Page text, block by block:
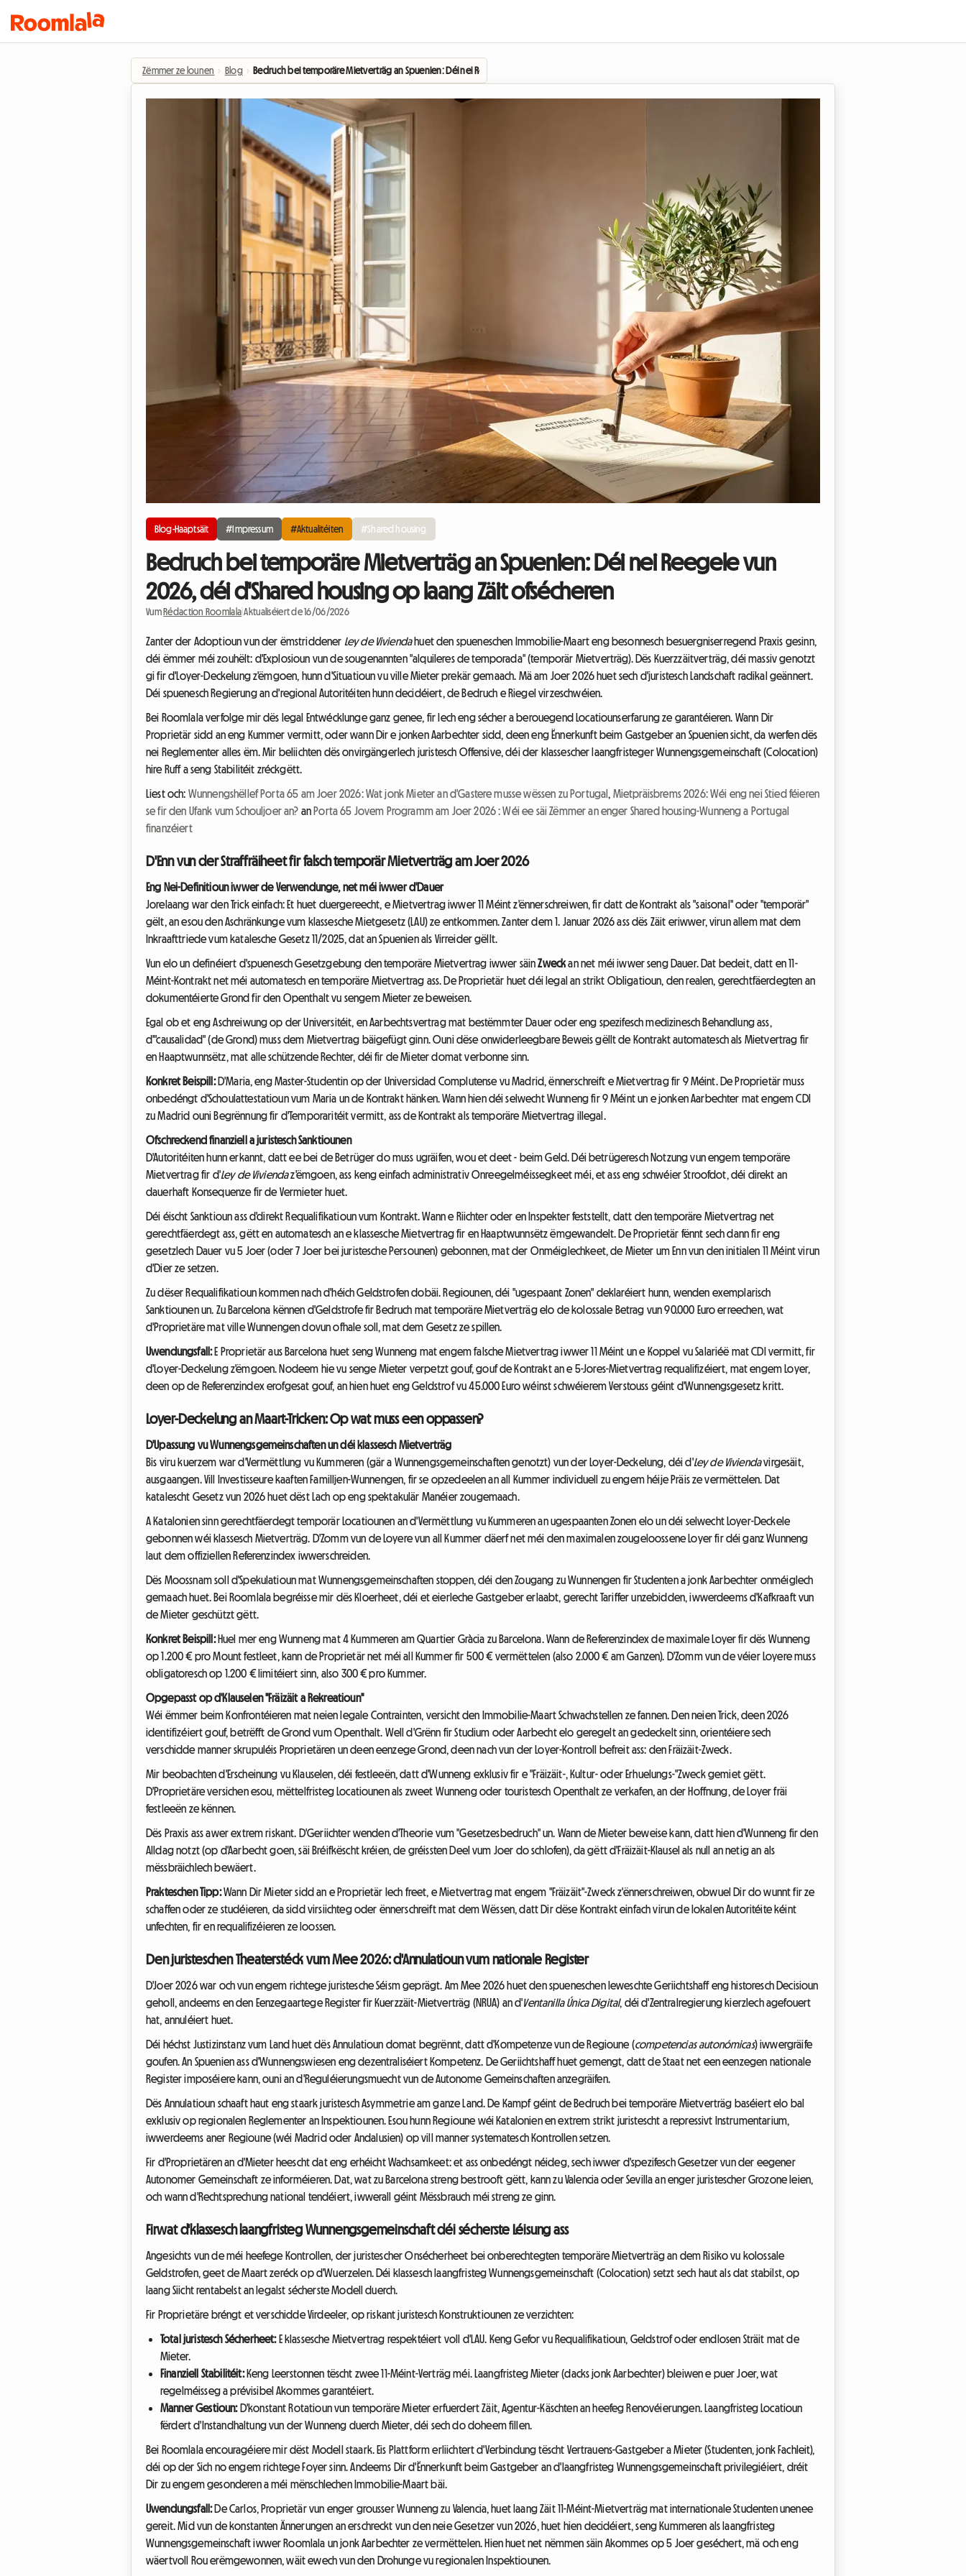
Zëmmer ze lounen › Blog › Bedruch bei temporäre Mietverträg an Spuenien: Déi nei Reegele vun 2026, déi d'Shared housing op laang Zäit ofsécheren
Blog-Haaptsäit #Impressum #Aktualitéiten #Shared housing
Bedruch bei temporäre Mietverträg an Spuenien: Déi nei Reegele vun
2026, déi d'Shared housing op laang Zäit ofsécheren
Vum Rédaction Roomlala |Aktualiséiert de 16/06/2026
Zanter der Adoptioun vun der ëmstriddener Ley de Viviendahuet den spueneschen Immobilie-Maart eng besonnesch besuergniserregend Praxis gesinn,
déi ëmmer méi zouhëlt: d'Explosioun vun de sougenannten "alquileres de temporada" (temporär Mietverträg). Dës Kuerzzäitverträg, déi massiv genotzt
gi fir d'Loyer-Deckelung z'ëmgoen, hunn d'Situatioun vu ville Mieter prekär gemaach. Mä am Joer 2026 huet sech d'juristesch Landschaft radikal geännert.
Déi spuenesch Regierung an d'regional Autoritéiten hunn decidéiert, de Bedruch e Riegel virzeschwéien.
Bei Roomlala verfolge mir dës legal Entwécklunge ganz genee, fir Iech eng sécher a berouegend Locatiounserfarung ze garantéieren. Wann Dir
Proprietär sidd an eng Kummer vermitt, oder wann Dir e jonken Aarbechter sidd, deen eng Ënnerkunft beim Gastgeber an Spuenien sicht, da werfen dës
nei Reglementer alles ëm. Mir beliichten dës onvirgängerlech juristesch Offensive, déi der klassescher laangfristeger Wunnengsgemeinschaft (Colocation)
hire Ruff a seng Stabilitéit zréckgëtt.
Liest och: Wunnengshëllef Porta 65 am Joer 2026: Wat jonk Mieter an d'Gastere musse wëssen zu Portugal
Mietpräisbrems 2026: Wéi eng nei Stied féieren
se fir den Ufank vum Schouljoer an? an Porta 65 Jovem Programm am Joer 2026 : Wéi ee säi Zëmmer an enger Shared housing-Wunneng a Portugal
finanzéiert
D'Enn vun der Straffräiheet fir falsch temporär Mietverträg am Joer 2026
Eng Nei-Definitioun iwwer de Verwendunge, net méi iwwer d'Dauer
Jorelaang war den Trick einfach: Et huet duergereecht, e Mietvertrag iwwer 11 Méint z'ënnerschreiwen, fir datt de Kontrakt als "saisonal" oder "temporär"
gëlt, an esou den Aschränkunge vum klassesche Mietgesetz (LAU) ze entkommen. Zanter dem 1. Januar 2026 ass dës Zäit eriwwer, virun allem mat dem
Inkraafttriede vum katalesche Gesetz 11/2025, dat an Spuenien als Virreider gëllt.
Vun elo un definéiert d'spuenesch Gesetzgebung den temporäre Mietvertrag iwwer säinZweckan net méi iwwer seng Dauer. Dat bedeit, datt en 11-
Méint-Kontrakt net méi automatesch en temporäre Mietvertrag ass. De Proprietär huet déi legal an strikt Obligatioun, den realen, gerechtfäerdegten an
dokumentéierte Grond fir den Openthalt vu sengem Mieter ze beweisen.
Egal ob et eng Aschreiwung op der Universitéit, en Aarbechtsvertrag mat bestëmmter Dauer oder eng spezifesch medizinesch Behandlung ass,
d'"causalidad" (de Grond) muss dem Mietvertrag bäigefügt ginn. Ouni dëse onwiderleegbare Beweis gëllt de Kontrakt automatesch als Mietvertrag fir
en Haaptwunnsëtz, mat alle schützende Rechter, déi fir de Mieter domat verbonne sinn.
Konkret Beispill:D'Maria, eng Master-Studentin op der Universidad Complutense vu Madrid, ënnerschreift e Mietvertrag fir 9 Méint. De Proprietär muss
onbedéngt d'Schoulattestatioun vum Maria un de Kontrakt hänken. Wann hien déi selwecht Wunneng fir 9 Méint un e jonken Aarbechter mat engem CDI
zu Madrid ouni Begrënnung fir d'Temporaritéit vermitt, ass de Kontrakt als temporäre Mietvertrag illegal.
Ofschreckend finanziell a juristesch Sanktiounen
D'Autoritéiten hunn erkannt, datt ee bei de Betrüger do muss ugräifen, wou et deet - beim Geld. Déi betrügeresch Notzung vun engem temporäre
Mietvertrag fir d'Ley de Viviendaz'ëmgoen, ass keng einfach administrativ Onreegelméissegkeet méi, et ass eng schwéier Stroofdot, déi direkt an
dauerhaft Konsequenze fir de Vermieter huet.
Déi éischt Sanktioun ass d'direkt Requalifikatioun vum Kontrakt. Wann e Riichter oder en Inspekter feststellt, datt den temporäre Mietvertrag net
gerechtfäerdegt ass, gëtt en automatesch an e klassesche Mietvertrag fir en Haaptwunnsëtz ëmgewandelt. De Proprietär fënnt sech dann fir eng
gesetzlech Dauer vu 5 Joer (oder 7 Joer bei juristesche Persounen) gebonnen, mat der Onméiglechkeet, de Mieter um Enn vun den initialen 11 Méint virun
d'Dier ze setzen.
Zu dëser Requalifikatioun kommen nach d'héich Geldstrofen dobäi. Regiounen, déi "ugespaant Zonen" deklaréiert hunn, wenden exemplarisch
Sanktiounen un. Zu Barcelona kënnen d'Geldstrofe fir Bedruch mat temporäre Mietverträg elo de kolossale Betrag vun 90.000 Euro erreechen, wat
d'Proprietäre mat ville Wunnengen dovun ofhale soll, mat dem Gesetz ze spillen.
Uwendungsfall:E Proprietär aus Barcelona huet seng Wunneng mat engem falsche Mietvertrag iwwer 11 Méint un e Koppel vu Salariéë mat CDI vermitt, fir
d'Loyer-Deckelung z'ëmgoen. Nodeem hie vu senge Mieter verpetzt gouf, gouf de Kontrakt an e 5-Jores-Mietvertrag requalifizéiert, mat engem Loyer,
deen op de Referenzindex erofgesat gouf, an hien huet eng Geldstrof vu 45.000 Euro wéinst schwéierem Verstouss géint d'Wunnengsgesetz kritt.
Loyer-Deckelung an Maart-Tricken: Op wat muss een oppassen?
D'Upassung vu Wunnengsgemeinschaften un déi klassesch Mietverträg
Bis viru kuerzem war d'Vermëttlung vu Kummeren (gär a Wunnengsgemeinschaften genotzt) vun der Loyer-Deckelung, déi d'Ley de Viviendavirgesäit,
ausgaangen. Vill Investisseure kaaften Familljen-Wunnengen, fir se opzedeelen an all Kummer individuell zu engem héije Präis ze vermëttelen. Dat
katalescht Gesetz vun 2026 huet dëst Lach op eng spektakulär Manéier zougemaach.
A Katalonien sinn gerechtfäerdegt temporär Locatiounen an d'Vermëttlung vu Kummeren an ugespaanten Zonen elo un déi selwecht Loyer-Deckele
gebonnen wéi klassesch Mietverträg. D'Zomm vun de Loyere vun all Kummer däerf net méi den maximalen zougeloossene Loyer fir déi ganz Wunneng
laut dem offiziellen Referenzindex iwwerschreiden.
Dës Moossnam soll d'Spekulatioun mat Wunnengsgemeinschaften stoppen, déi den Zougang zu Wunnengen fir Studenten a jonk Aarbechter onméiglech
gemaach huet. Bei Roomlala begréisse mir dës Kloerheet, déi et eierleche Gastgeber erlaabt, gerecht Tariffer unzebidden, iwwerdeems d'Kafkraaft vun
de Mieter geschützt gëtt.
Konkret Beispill:Huel mer eng Wunneng mat 4 Kummeren am Quartier Gràcia zu Barcelona. Wann de Referenzindex de maximale Loyer fir dës Wunneng
op 1.200 € pro Mount festleet, kann de Proprietär net méi all Kummer fir 500 € vermëttelen (also 2.000 € am Ganzen). D'Zomm vun de véier Loyere muss
obligatoresch op 1.200 € limitéiert sinn, also 300 € pro Kummer.
Opgepasst op d'Klauselen "Fräizäit a Rekreatioun"
Wéi ëmmer beim Konfrontéieren mat neien legale Contrainten, versicht den Immobilie-Maart Schwachstellen ze fannen. Den neien Trick, deen 2026
identifizéiert gouf, betrëfft de Grond vum Openthalt. Well d'Grënn fir Studium oder Aarbecht elo geregelt an gedeckelt sinn, orientéiere sech
verschidde manner skrupuléis Proprietären un deen eenzege Grond, deen nach vun der Loyer-Kontroll befreit ass: den Fräizäit-Zweck.
Mir beobachten d'Erscheinung vu Klauselen, déi festleeën, datt d'Wunneng exklusiv fir e "Fräizäit-, Kultur- oder Erhuelungs-"Zweck gemiet gëtt.
D'Proprietäre versichen esou, mëttelfristeg Locatiounen als zweet Wunneng oder touristesch Openthalt ze verkafen, an der Hoffnung, de Loyer fräi
festleeën ze kënnen.
Dës Praxis ass awer extrem riskant. D'Geriichter wenden d'Theorie vum "Gesetzesbedruch" un. Wann de Mieter beweise kann, datt hien d'Wunneng fir den
Alldag notzt (op d'Aarbecht goen, säi Bréifkëscht kréien, de gréissten Deel vum Joer do schlofen), da gëtt d'Fräizäit-Klausel als null an netig an als
mëssbräichlech bewäert.
Prakteschen Tipp:Wann Dir Mieter sidd an e Proprietär Iech freet, e Mietvertrag mat engem "Fräizäit"-Zweck z'ënnerschreiwen, obwuel Dir do wunnt fir ze
schaffen oder ze studéieren, da sidd virsiichteg oder ënnerschreift mat dem Wëssen, datt Dir dëse Kontrakt einfach virun de lokalen Autoritéite kéint
unfechten, fir en requalifizéieren ze loossen.
Den juristeschen Theaterstéck vum Mee 2026: d'Annulatioun vum nationale Register
D'Joer 2026 war och vun engem richtege juristesche Séism geprägt. Am Mee 2026 huet den spueneschen Ieweschte Geriichtshaff eng historesch Decisioun
geholl, andeems en den Eenzegaartege Register fir Kuerzzäit-Mietverträg (NRUA) an d'Ventanilla Única Digital, déi d'Zentralregierung kierzlech agefouert
hat, annuléiert huet.
Déi héchst Justizinstanz vum Land huet dës Annulatioun domat begrënnt, datt d'Kompetenze vun de Regioune (competencias autonómicas) iwwergräife
goufen. An Spuenien ass d'Wunnengswiesen eng dezentraliséiert Kompetenz. De Geriichtshaff huet gemengt, datt de Staat net een eenzegen nationale
Register imposéiere kann, ouni an d'Reguléierungsmuecht vun de Autonome Gemeinschaften anzegräifen.
Dës Annulatioun schaaft haut eng staark juristesch Asymmetrie am ganze Land. De Kampf géint de Bedruch bei temporäre Mietverträg baséiert elo bal
exklusiv op regionalen Reglementer an Inspektiounen. Esou hunn Regioune wéi Katalonien en extrem strikt juristescht a repressivt Instrumentarium,
iwwerdeems aner Regioune (wéi Madrid oder Andalusien) op vill manner systematesch Kontrollen setzen.
Fir d'Proprietären an d'Mieter heescht dat eng erhéicht Wachsamkeet: et ass onbedéngt néideg, sech iwwer d'spezifesch Gesetzer vun der eegener
Autonomer Gemeinschaft ze informéieren. Dat, wat zu Barcelona streng bestrooft gëtt, kann zu Valencia oder Sevilla an enger juristescher Grozone leien,
och wann d'Rechtsprechung national tendéiert, iwwerall géint Mëssbrauch méi streng ze ginn.
Firwat d'klassesch laangfristeg Wunnengsgemeinschaft déi sécherste Léisung ass
Angesichts vun de méi heefege Kontrollen, der juristescher Onsécherheet bei onberechtegten temporäre Mietverträg an dem Risiko vu kolossale
Geldstrofen, geet de Maart zeréck op d'Wuerzelen. Déi klassesch laangfristeg Wunnengsgemeinschaft (Colocation) setzt sech haut als dat stabilst, op
laang Siicht rentabelst an legalst sécherste Modell duerch.
Fir Proprietäre bréngt et verschidde Virdeeler, op riskant juristesch Konstruktiounen ze verzichten:
Total juristesch Sécherheet:E klassesche Mietvertrag respektéiert voll d'LAU. Keng Gefor vu Requalifikatioun, Geldstrof oder endlosen Sträit mat de
Mieter.
Finanziell Stabilitéit:Keng Leerstonnen tëscht zwee 11-Méint-Verträg méi. Laangfristeg Mieter (dacks jonk Aarbechter) bleiwen e puer Joer, wat
regelméisseg a prévisibel Akommes garantéiert.
Manner Gestioun:D'konstant Rotatioun vun temporäre Mieter erfuerdert Zäit, Agentur-Käschten an heefeg Renovéierungen. Laangfristeg Locatioun
fërdert d'Instandhaltung vun der Wunneng duerch Mieter, déi sech do doheem fillen.
Bei Roomlala encouragéiere mir dëst Modell staark. Eis Plattform erliichtert d'Verbindung tëscht Vertrauens-Gastgeber a Mieter (Studenten, jonk Fachleit),
déi op der Sich no engem richtege Foyer sinn. Andeems Dir d'Ënnerkunft beim Gastgeber an d'laangfristeg Wunnengsgemeinschaft privilegiéiert, dréit
Dir zu engem gesonderen a méi mënschlechen Immobilie-Maart bäi.
Uwendungsfall:De Carlos, Proprietär vun enger grousser Wunneng zu Valencia, huet laang Zäit 11-Méint-Mietverträg mat internationale Studenten unenee
gereit. Mid vun de konstanten Ännerungen an erschreckt vun den neie Gesetzer vun 2026, huet hien decidéiert, seng Kummeren als laangfristeg
Wunnengsgemeinschaft iwwer Roomlala un jonk Aarbechter ze vermëttelen. Hien huet net nëmmen säin Akommes op 5 Joer geséchert, mä och eng
wäertvoll Rou erëmgewonnen, wäit ewech vun den Drohunge vu regionalen Inspektiounen.